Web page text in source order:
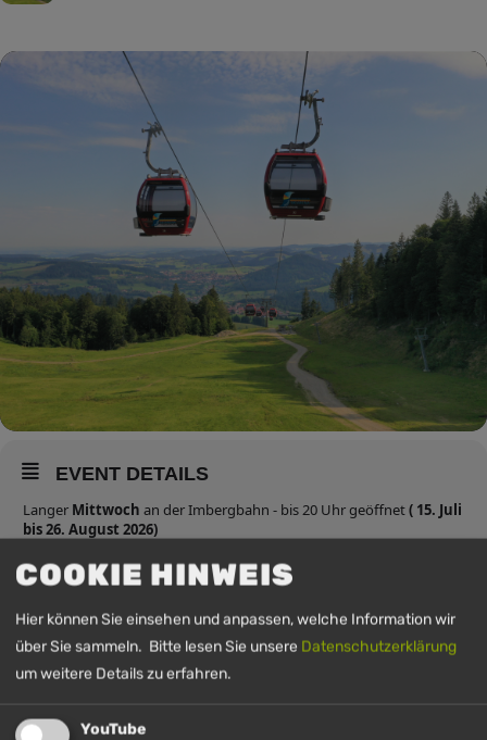
EVENT DETAILS
Langer Mittwoch an der Imbergbahn - bis 20 Uhr geöffnet( 15. Juli
bis 26. August 2026)
Verlängerte Öffnungszeiten an diesen Tagen:
Bergwirtschaft Vordere Fluh, Fluh-Burger Mittwochnur im August
bis 19 Uhr (warme Küche bis 18:30 Uhr),
COOKIE HINWEIS
Hier können Sie einsehen und anpassen, welche Information wir
über Sie sammeln. Bitte lesen Sie unsere Datenschutzerklärung
um weitere Details zu erfahren.
YouTube